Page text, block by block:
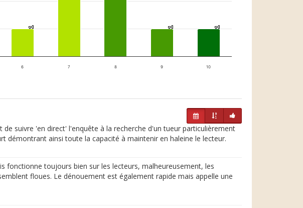
1
1 1
1 1
1
6 7 8 9 10
suivre 'en direct' l'enquête à la recherche d'un tueur particulièrement
démontrant ainsi toute la capacité à maintenir en haleine le lecteur.
fonctionne toujours bien sur les lecteurs, malheureusement, les
floues. Le dénouement est également rapide mais appelle une